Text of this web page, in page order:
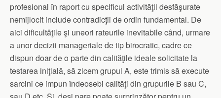
profesional în raport cu specificul activităţii desfăşurate
nemijlocit include contradicţii de ordin fundamental. De
aici dificultăţile şi uneori rateurile inevitabile când, urmare
a unor decizii manageriale de tip birocratic, cadre ce
dispun doar de o parte din calităţile ideale solicitate la
testarea iniţială, să zicem grupul A, este trimis să execute
sarcini ce impun îndeosebi calităţi din grupurile B sau C,